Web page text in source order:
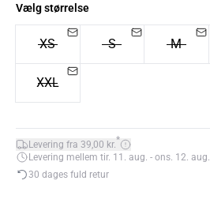
Vælg størrelse
XS S M
XXL
Levering fra 39,00 kr.*
Levering mellem tir. 11. aug. - ons. 12. aug.
30 dages fuld retur